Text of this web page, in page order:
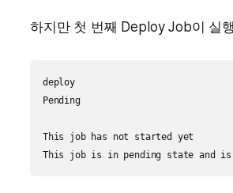
하지만 첫 번째 Deploy Job이 실
deploy
Pending
This job has not started yet